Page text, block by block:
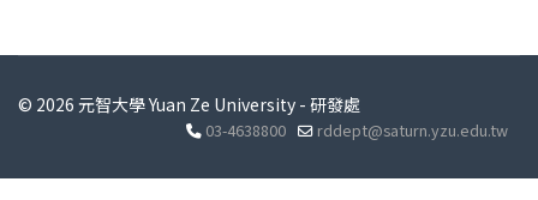
© 2026 元智大學 Yuan Ze University - 研發處
03-4638800 rddept@saturn.yzu.edu.tw